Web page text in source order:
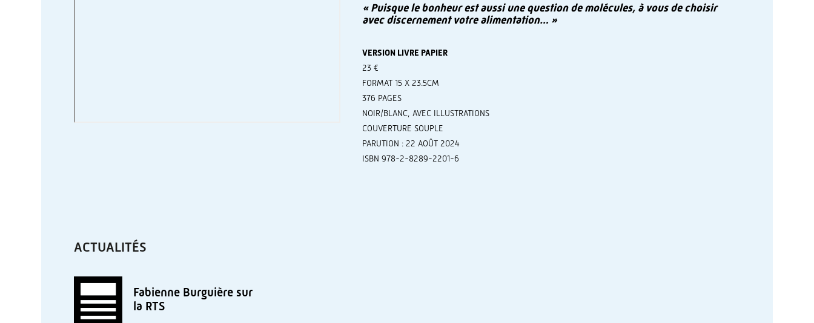
« Puisque le bonheur est aussi une question de molécules, à vous de choisir
avec discernement votre alimentation… »
VERSION LIVRE PAPIER
23 €
FORMAT 15 X 23.5CM
376 PAGES
NOIR/BLANC, AVEC ILLUSTRATIONS
COUVERTURE SOUPLE
PARUTION : 22 AOÛT 2024
ISBN 978-2-8289-2201-6
ACTUALITÉS
Fabienne Burguière sur
la RTS